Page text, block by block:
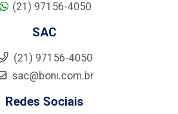
(21) 97156-4050
SAC
(21) 97156-4050
sac@boni.com.br
Redes Sociais